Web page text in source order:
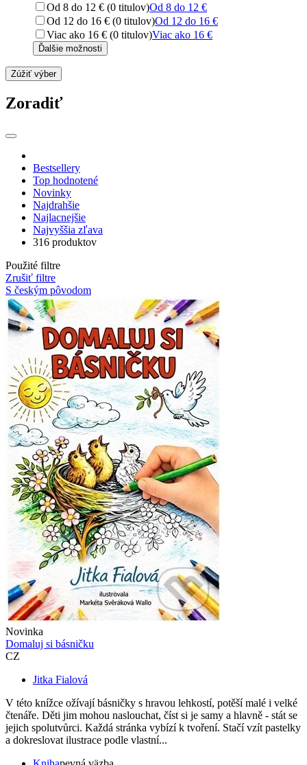
Od 8 do 12 € (0 titulov)Od 8 do 12 €
Od 12 do 16 € (0 titulov)Od 12 do 16 €
Viac ako 16 € (0 titulov)Viac ako 16 €
Ďalšie možnosti
Zúžiť výber
Zoradiť
Bestsellery
Top hodnotené
Novinky
Najdrahšie
Najlacnejšie
Najvyššia zľava
316 produktov
Použité filtre
Zrušiť filtre
S českým pôvodom
Novinka
Domaluj si básničku
CZ
Jitka Fialová
V této knížce ožívají básničky s hravou lehkostí, potěší malé i velké
čtenáře. Děti jim mohou naslouchat, číst si je samy a hlavně - stát se
jejich spolutvůrci. Každá stránka vybízí k tvoření. Stačí vzít pastelky
a dokreslovat ilustrace podle vlastní...